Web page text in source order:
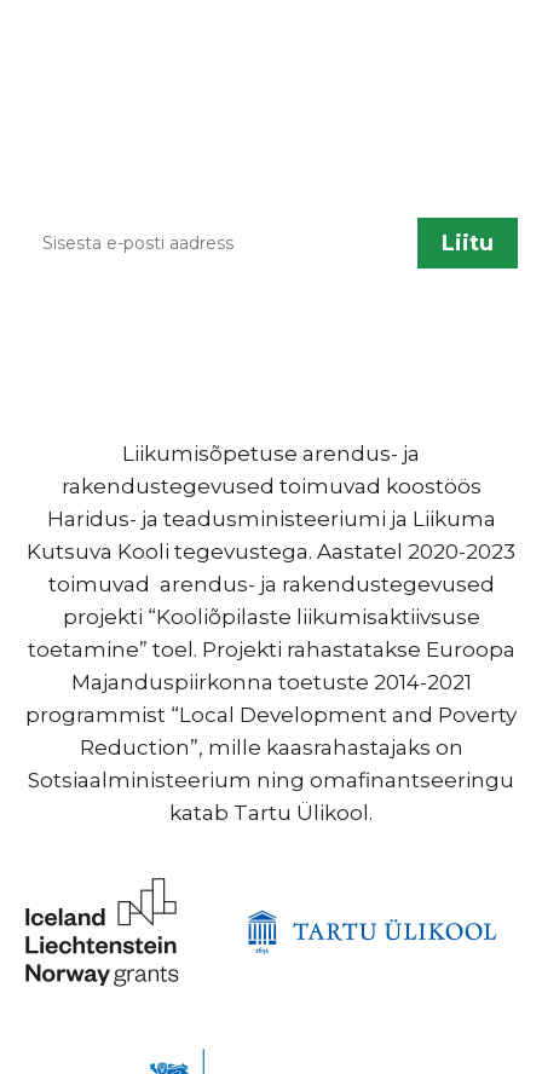
Liikumisõpetuse arendus- ja
rakendustegevused toimuvad koostöös
Haridus- ja teadusministeeriumi ja Liikuma
Kutsuva Kooli tegevustega. Aastatel 2020-2023
toimuvad arendus- ja rakendustegevused
projekti “Kooliõpilaste liikumisaktiivsuse
toetamine” toel. Projekti rahastatakse Euroopa
Majanduspiirkonna toetuste 2014-2021
programmist “Local Development and Poverty
Reduction”, mille kaasrahastajaks on
Sotsiaalministeerium ning omafinantseeringu
katab Tartu Ülikool.